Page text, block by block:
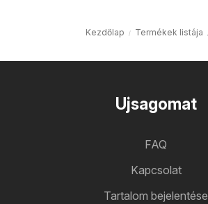
Kezdőlap Termékek listája
Ujsagomat
FAQ
Kapcsolat
Tartalom bejelentése